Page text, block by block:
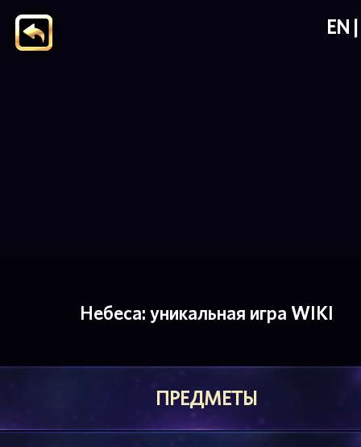
EN
Небеса: уникальная игра WIKI
ПРЕДМЕТЫ